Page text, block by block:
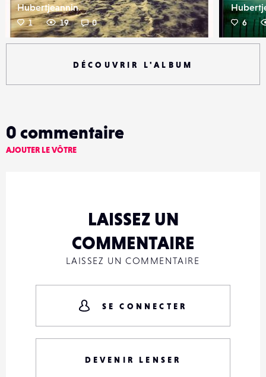
Hubertjeannin
1 19 0 6
DÉCOUVRIR L'ALBUM
0 commentaire
AJOUTER LE VÔTRE
LAISSEZ UN
COMMENTAIRE
LAISSEZ UN COMMENTAIRE
SE CONNECTER
DEVENIR LENSER